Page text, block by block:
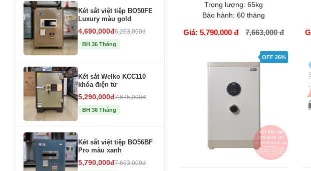
Két sắt việt tiệp BO50FE
Luxury màu gold
4,690,000đ6,263,000đ
BH 36 Tháng
Két sắt Welko KCC110
khóa điện tử
5,290,000đ7,625,000đ
BH 36 Tháng
Két sắt việt tiệp BO56BF
Pro màu xanh
5,790,000đ7,663,000đ
Trọng lượng: 65kg
Bảo hành: 60 tháng
Giá: 5,790,000 đ 7,663,000 đ
OFF 26%